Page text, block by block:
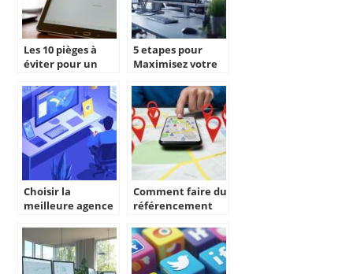
Les 10 pièges à
éviter pour un
performant en
2025
5 etapes pour
Maximisez votre
tech avec Google
Referral et
surpasser vos
concurrents
Choisir la
meilleure agence
pour votre projet
digital
Comment faire du
référencement
améliorer la
visibilité de votre
entreprise